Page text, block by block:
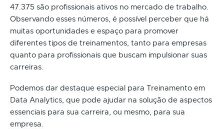
47.375 são profissionais ativos no mercado de trabalho.
Observando esses números, é possível perceber que há
muitas oportunidades e espaço para promover
diferentes tipos de treinamentos, tanto para empresas
quanto para profissionais que buscam impulsionar suas
carreiras.
Podemos dar destaque especial para Treinamento em
Data Analytics, que pode ajudar na solução de aspectos
essenciais para sua carreira, ou mesmo, para sua
empresa.